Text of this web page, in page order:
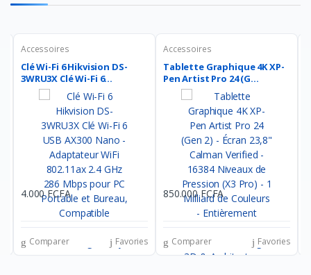
Accessoires
Clé Wi-Fi 6 Hikvision DS-
3WRU3X Clé Wi-Fi 6...
4.000 FCFA
Comparer Favories
Accessoires
Tablette Graphique 4K XP-
Pen Artist Pro 24 (G...
850.000 FCFA
Comparer Favories